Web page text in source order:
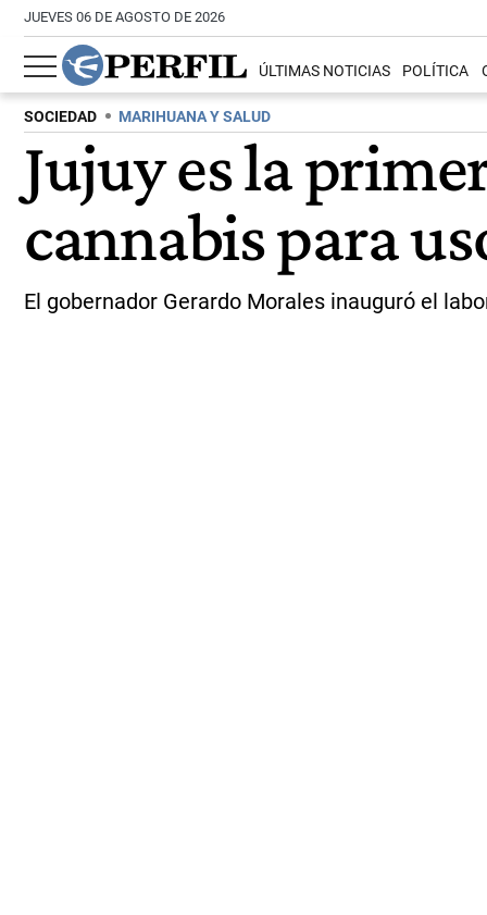
JUEVES 06 DE AGOSTO DE 2026
ÚLTIMAS NOTICIAS POLÍTICA
SOCIEDAD MARIHUANA Y SALUD
Jujuy es la
cannabis para
El gobernador Gerardo Morales inauguró el